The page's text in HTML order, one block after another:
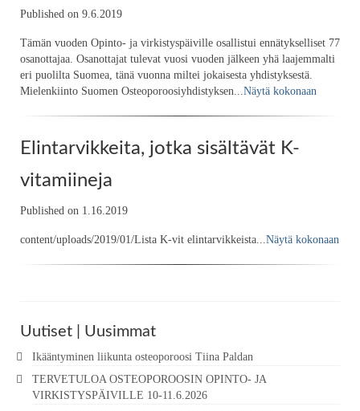
Published on 9.6.2019
Tämän vuoden Opinto- ja virkistyspäiville osallistui ennätykselliset 77
osanottajaa. Osanottajat tulevat vuosi vuoden jälkeen yhä laajemmalti
eri puolilta Suomea, tänä vuonna miltei jokaisesta yhdistyksestä.
Mielenkiinto Suomen Osteoporoosiyhdistyksen... Näytä kokonaan
Elintarvikkeita, jotka sisältävät K-
vitamiineja
Published on 1.16.2019
content/uploads/2019/01/Lista K-vit elintarvikkeista... Näytä kokonaan
Uutiset | Uusimmat
Ikääntyminen liikunta osteoporoosi Tiina Paldan
TERVETULOA OSTEOPOROOSIN OPINTO- JA
VIRKISTYSPÄIVILLE 10-11.6.2026